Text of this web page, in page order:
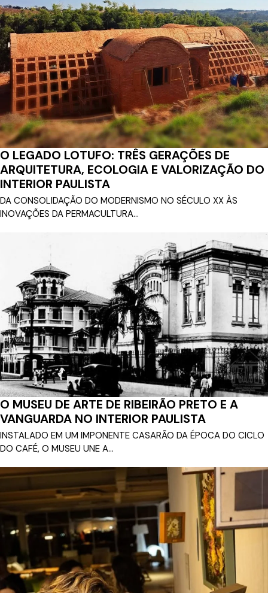
O LEGADO LOTUFO: TRÊS GERAÇÕES DE
ARQUITETURA, ECOLOGIA E VALORIZAÇÃO DO
INTERIOR PAULISTA
DA CONSOLIDAÇÃO DO MODERNISMO NO SÉCULO XX ÀS
INOVAÇÕES DA PERMACULTURA...
O MUSEU DE ARTE DE RIBEIRÃO PRETO E A
VANGUARDA NO INTERIOR PAULISTA
INSTALADO EM UM IMPONENTE CASARÃO DA ÉPOCA DO CICLO
DO CAFÉ, O MUSEU UNE A...